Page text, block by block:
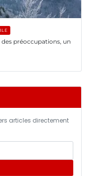
préoccupations, un
articles directement